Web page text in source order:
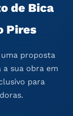
de Bica
Pires
proposta
sua obra em
para